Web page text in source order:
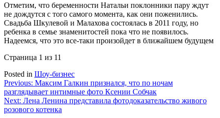
Отметим, что беременности Натальи поклонники пару ждут
не дождутся с того самого момента, как они поженились.
Свадьба Шкулевой и Малахова состоялась в 2011 году, но
ребенка в семье знаменитостей пока что не появилось.
Надеемся, что это все-таки произойдет в ближайшем будущем
Страница 1 из 11
Posted in Шоу-бизнес
Навигация
по
записям
Previous: Максим Галкин признался, что по ночам
разглядывает интимные фото Ксении Собчак
Next: Лена Ленина представила фотодоказательство живого
розового котенка